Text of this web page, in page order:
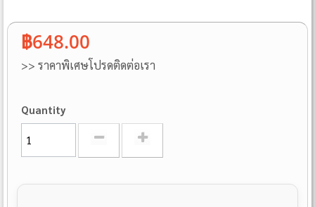
฿648.00
>> ราคาพิเศษโปรดติดต่อเรา
Quantity